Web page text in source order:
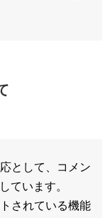
として、コメン
ています。
されている機能